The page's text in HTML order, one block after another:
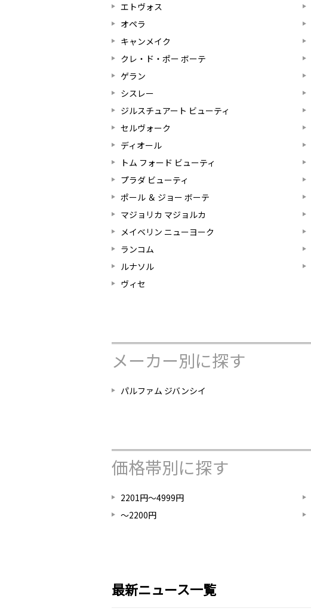
エトヴォス
オペラ
キャンメイク
クレ・ド・ポー ボーテ
ゲラン
シスレー
ジルスチュアート ビューティ
セルヴォーク
ディオール
トム フォード ビューティ
プラダ ビューティ
ポール ＆ ジョー ボーテ
マジョリカ マジョルカ
メイベリン ニューヨーク
ランコム
ルナソル
ヴィセ
メーカー別に探す
パルファム ジバンシイ
価格帯別に探す
2201円～4999円
～2200円
最新ニュース一覧